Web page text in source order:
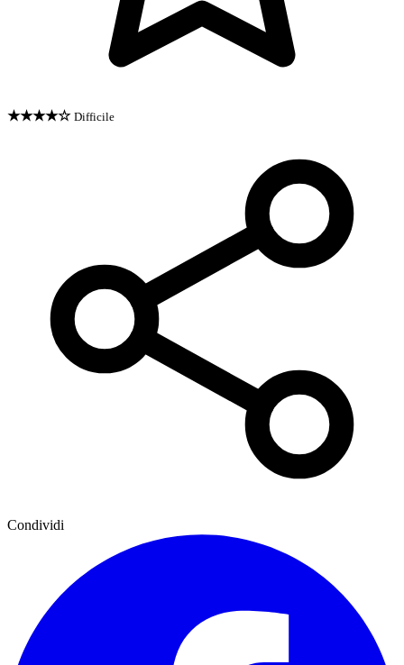
★★★★☆ Difficile
Condividi